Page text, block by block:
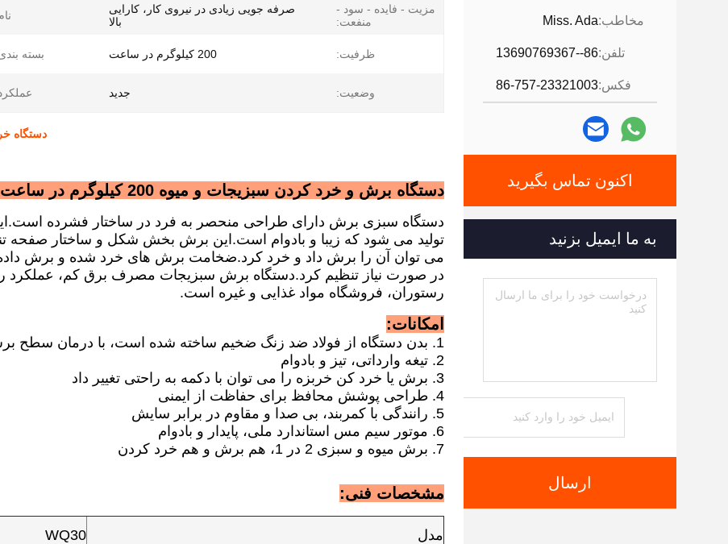
مخاطب:Miss. Ada
تلفن:86--13690769367
فکس:86-757-23321003
اکنون تماس بگیرید
به ما ایمیل بزنید
ارسال
مزیت - فایده - سود -
منفعت:
صرفه جویی زیادی در نیروی کار، کارایی
بالا
ظرفیت: 200 کیلوگرم در ساعت بسته
وضعیت: جدید
دستگاه خردکن
دستگاه برش و خرد کردن سبزیجات و میوه 200 کیلوگرم در ساعت برای هتل ها
دستگاه سبزی برش دارای طراحی منحصر به فرد در ساختار فشرده
تولید می شود که زیبا و بادوام است.این برش بخش شکل و ساختار صفحه
می توان آن را برش داد و خرد کرد.ضخامت برش های خرد شده و برش داده
در صورت نیاز تنظیم کرد.دستگاه برش سبزیجات مصرف برق کم، عملکرد
رستوران، فروشگاه مواد غذایی و غیره است.
امکانات:
1. بدن دستگاه از فولاد ضد زنگ ضخیم ساخته شده است، با درمان سطح برس
2. تیغه وارداتی، تیز و بادوام
3. برش یا خرد کن خربزه را می توان با دکمه به راحتی تغییر داد
4. طراحی پوشش محافظ برای حفاظت از ایمنی
5. رانندگی با کمربند، بی صدا و مقاوم در برابر سایش
6. موتور سیم مس استاندارد ملی، پایدار و بادوام
7. برش میوه و سبزی 2 در 1، هم برش و هم خرد کردن
مشخصات فنی:
مدل WQ30